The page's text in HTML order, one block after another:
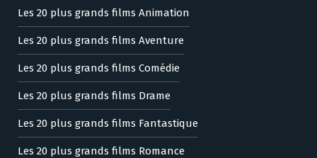
Les 20 plus grands films Animation
Les 20 plus grands films Aventure
Les 20 plus grands films Comédie
Les 20 plus grands films Drame
Les 20 plus grands films Fantastique
Les 20 plus grands films Romance